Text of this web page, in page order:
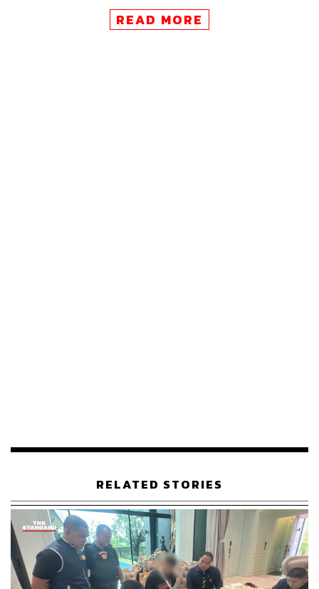
ร่วมมือของทั้งสองค่ายรถยนต์ชื่อดังที่เริ่มต้นมาตั้งแต่ปี 2019
rgo-autonomous-delivery-ride-pooling-germany
https://www.engadget.com/volkswagen-id-buzz-robot
axi-2025-121050899.html
https://www.cnbc.com/2021/05/12/volkswagen-plans
-self-driving-electric-microbus-with-argo-ai-by-2025.h
tml?utm_content=Main&utm_medium=Social&utm_s
ource=Twitter#Echobox=1620832764
READ MORE
RELATED STORIES